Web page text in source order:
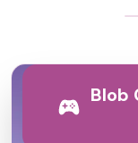
Blob